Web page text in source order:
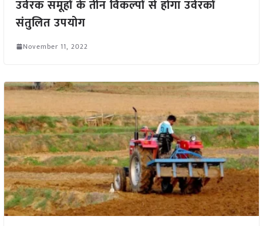
उर्वरक समूहों के तीन विकल्पों से होगा उर्वरकों
संतुलित उपयोग
November 11, 2022